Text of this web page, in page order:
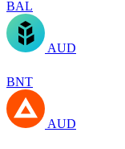
BAL
AUD
BNT
AUD